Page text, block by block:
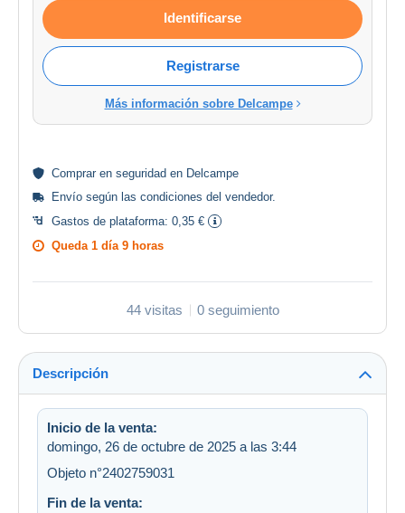
Identificarse
Registrarse
Más información sobre Delcampe
Comprar en seguridad en Delcampe
Envío según las condiciones del vendedor.
Gastos de plataforma: 0,35 €
Queda 1 día 9 horas
44 visitas 0 seguimiento
Descripción
Inicio de la venta:
domingo, 26 de octubre de 2025 a las 3:44
Objeto n°2402759031
Fin de la venta: